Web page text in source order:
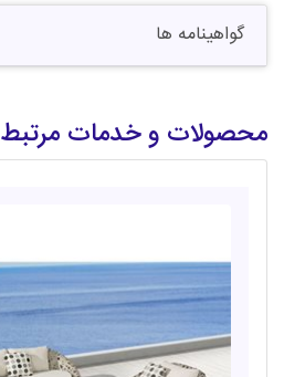
گواهینامه ها
محصولات و خدمات مرتبط